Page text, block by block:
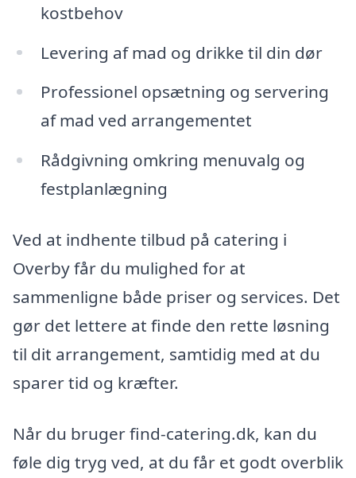
kostbehov
Levering af mad og drikke til din dør
Professionel opsætning og servering
af mad ved arrangementet
Rådgivning omkring menuvalg og
festplanlægning
Ved at indhente tilbud på catering i
Overby får du mulighed for at
sammenligne både priser og services. Det
gør det lettere at finde den rette løsning
til dit arrangement, samtidig med at du
sparer tid og kræfter.
Når du bruger find-catering.dk, kan du
føle dig tryg ved, at du får et godt overblik